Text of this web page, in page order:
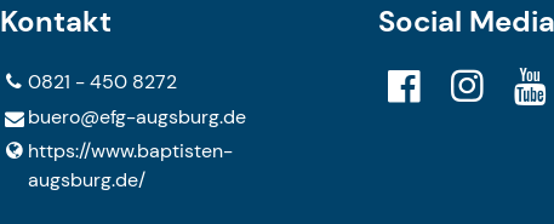
Kontakt
0821 - 450 8272
buero@​efg-augsburg.​de
https://www.​baptisten-
augsburg.​de/
Social Media